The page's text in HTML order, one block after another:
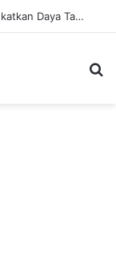
Strategi Kesehatan Harian untuk Meningkatkan Daya Tahan Tubuh dalam Beraktivitas